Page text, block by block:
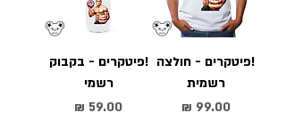
!פיטקרים - חולצה
רשמית
מחיר‏99.00 ‏₪
!פיטקרים - בקבוק
רשמי
מחיר